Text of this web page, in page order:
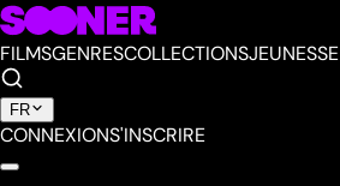
FILMSGENRESCOLLECTIONSJEUNESSE
FR
CONNEXIONS'INSCRIRE